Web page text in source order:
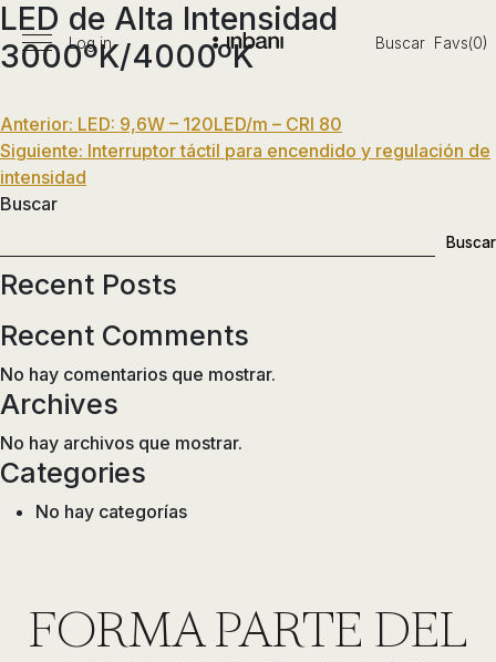
Pasar
al
contenido
Vanguardia
diseño
de
baños,
y
en
lavabos,
MenúLog in Buscar Favs(0)
LED de Alta Intensidad
3000ºK/4000ºK
Navegación
de
entradas
Anterior: LED: 9,6W – 120LED/m – CRI 80
Siguiente: Interruptor táctil para encendido y regulación de
intensidad
Buscar
Buscar
Recent Posts
Recent Comments
No hay comentarios que mostrar.
Archives
No hay archivos que mostrar.
Categories
No hay categorías
FORMA PARTE DEL